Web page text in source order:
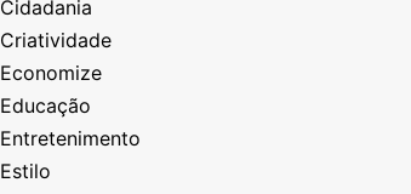
Cidadania
Criatividade
Economize
Educação
Entretenimento
Estilo